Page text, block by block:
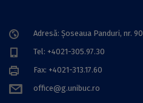
Adresă: Șoseaua Panduri, nr.
Tel: +4021-305.97.30
Fax: +4021-313.17.60
office@g.unibuc.ro